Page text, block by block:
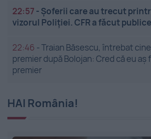
22:57 - Șoferii care au trecut
vizorul Poliției. CFR a făcut
22:46 -Traian Băsescu, întrebat
premier după Bolojan: Cred că eu aș
premier
HAI România!